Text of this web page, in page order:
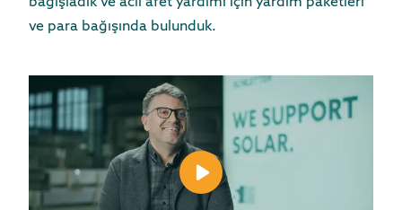
ve para bağışında bulunduk.